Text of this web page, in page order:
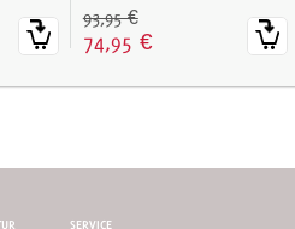
93,95 €
74,95 €
SERVICE